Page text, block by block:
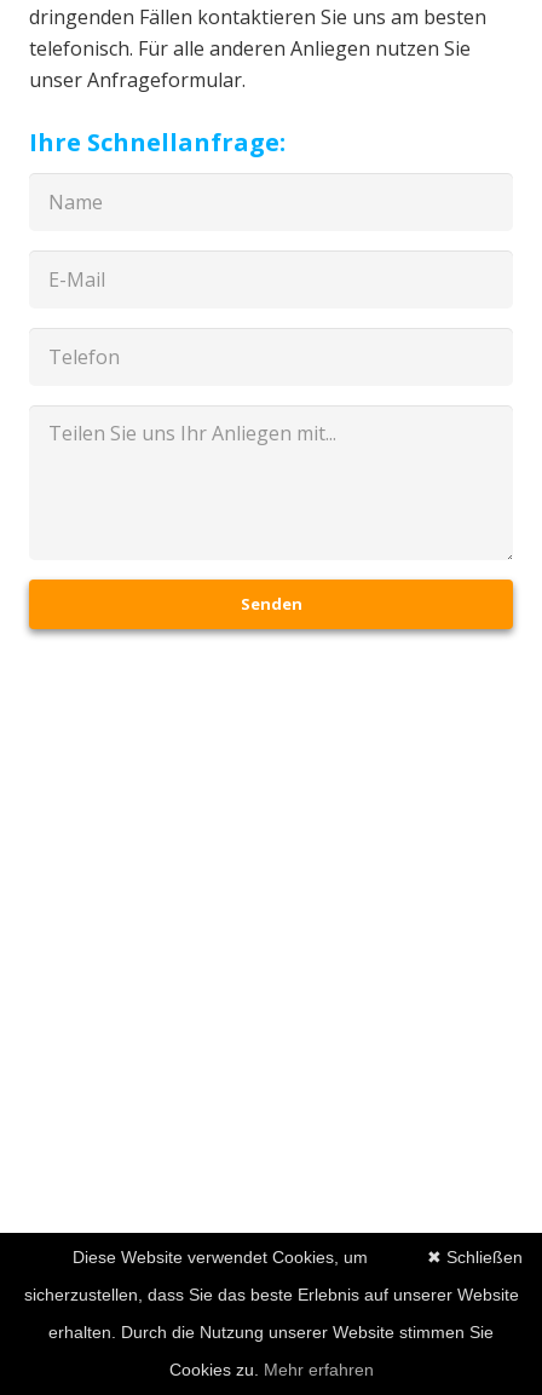
dringenden Fällen kontaktieren Sie uns am besten
telefonisch. Für alle anderen Anliegen nutzen Sie
unser Anfrageformular.
Ihre Schnellanfrage:
Senden
✖ Schließen
Diese Website verwendet Cookies, um
sicherzustellen, dass Sie das beste Erlebnis auf unserer Website
erhalten. Durch die Nutzung unserer Website stimmen Sie
Cookies zu. Mehr erfahren